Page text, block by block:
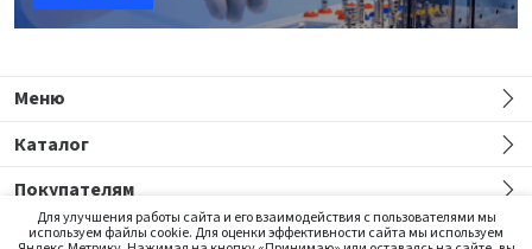
Меню
Каталог
Покупателям
Для улучшения работы сайта и его взаимодействия с пользователями мы
используем файлы cookie. Для оценки эффективности сайта мы используем